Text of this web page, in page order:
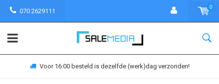
070 2629111
0
Voor 16:00 besteld is dezelfde (werk)dag verzonden!